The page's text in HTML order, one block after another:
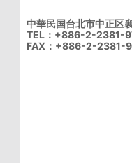
中華民国台北市中正区
TEL：+886-2-2381-
FAX：+886-2-2381-